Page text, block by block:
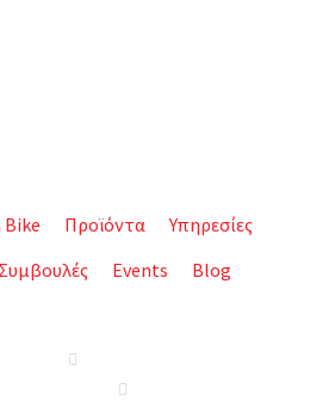
Bike Προϊόντα
Υπηρεσίες
Events
Blog